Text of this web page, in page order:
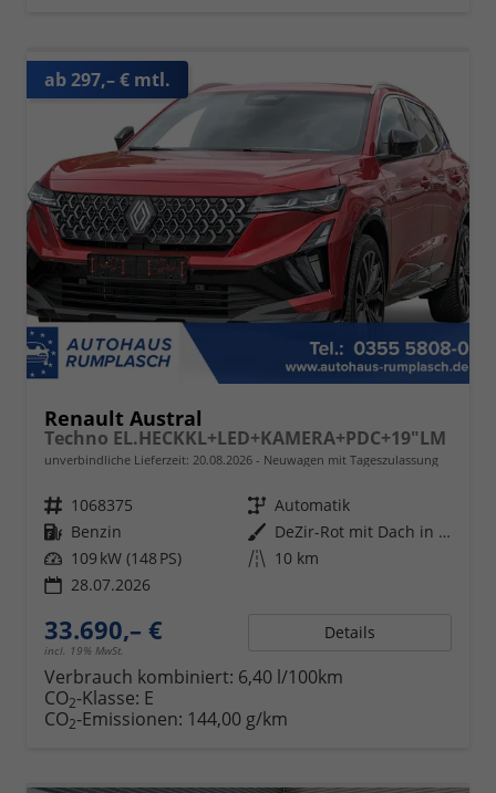
ab 297,– € mtl.
Renault Austral
Techno EL.HECKKL+LED+KAMERA+PDC+19"LM
unverbindliche Lieferzeit: 20.08.2026 Neuwagen mit Tageszulassung
Fahrzeugnr. 1068375 Getriebe Automatik
Kraftstoff Benzin Außenfarbe
DeZir-Rot mit Dach in Black-Pearl-Schwarz
Leistung 109 kW (148 PS) Kilometerstand 10 km
28.07.2026
33.690,– €
incl. 19% MwSt.
Details
Verbrauch kombiniert: 6,40 l/100km
CO2-Klasse: E
CO2-Emissionen: 144,00 g/km